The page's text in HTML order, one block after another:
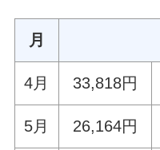
月
4月 33,818円
5月 26,164円